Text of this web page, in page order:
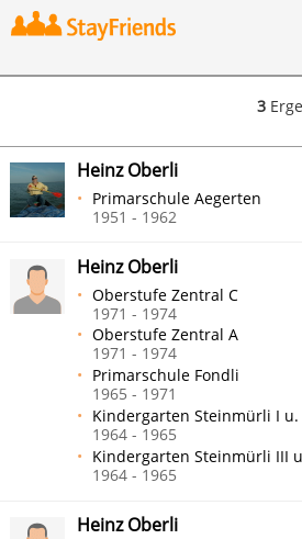
Suchen
3
Heinz Oberli
Primarschule Aegerten
1951 - 1962
Heinz Oberli
Oberstufe Zentral C
1971 - 1974
Oberstufe Zentral A
1971 - 1974
Primarschule Fondli
1965 - 1971
Kindergarten Steinmürli I u.
1964 - 1965
Kindergarten Steinmürli III
1964 - 1965
Heinz Oberli